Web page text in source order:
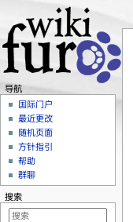
导航
国际门户
最近更改
随机页面
方针指引
帮助
群聊
搜索